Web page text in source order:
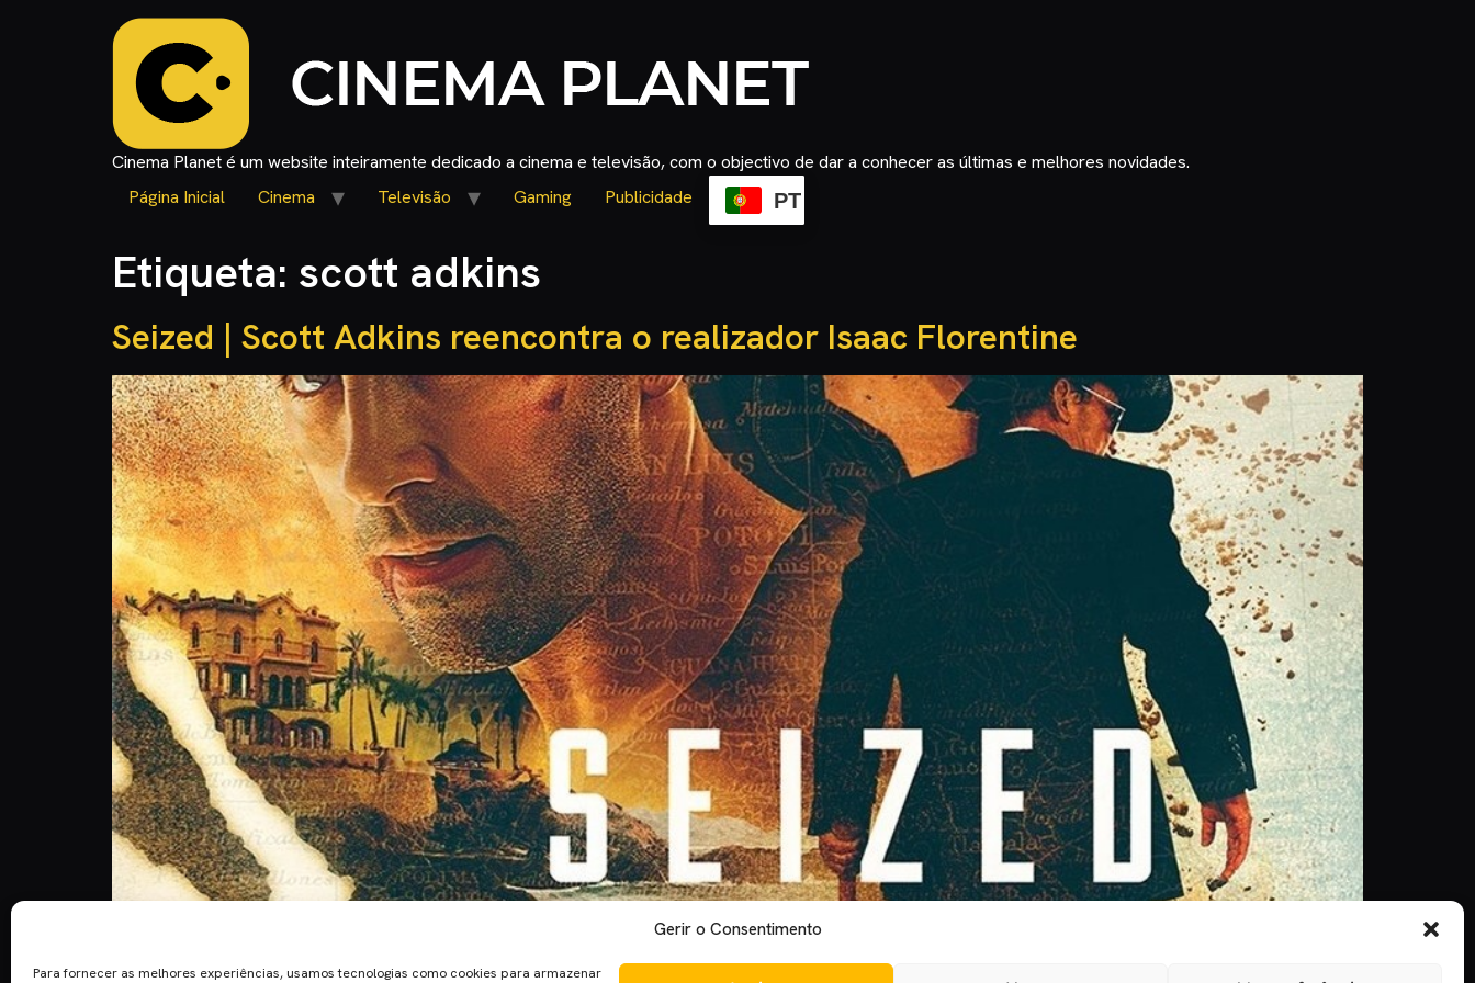
Gerir o Consentimento
Para fornecer as melhores experiências, usamos tecnologias como cookies para armazenar
Cinema Planet é um website inteiramente dedicado a cinema e televisão, com o objectivo de dar a conhecer as últimas e melhores novidades.
Página Inicial
Cinema Televisão Gaming Publicidade PT
Etiqueta: scott adkins
Seized | Scott Adkins reencontra o realizador Isaac Florentine
anos depois da última colaboração. “Seized” marca a oitava vez que Adkins e Florentine trabalham juntos, mas é a primeira vez que Adkins não precisa de recorrer a